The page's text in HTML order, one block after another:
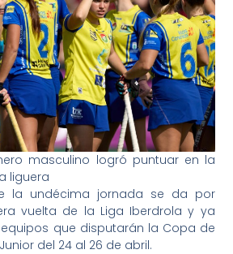
masculino logró puntuar en la
liguera
la undécima jornada se da por
vuelta de la Liga Iberdrola y ya
que disputarán la Copa de
del 24 al 26 de abril.